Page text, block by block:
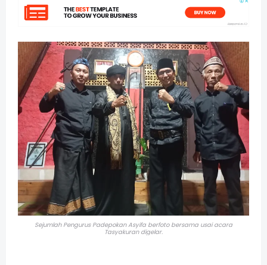
Sejumlah Pengurus Padepokan Asyifa berfoto bersama usai acara
Tasyakuran digelar.